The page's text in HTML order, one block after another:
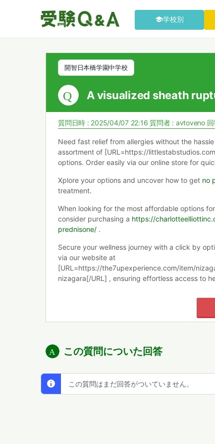
学校別
開智日本橋学園中学校
A visualized sheath
質問日時 : 2025/04/07 22:16質問者 : avtoveno
Need fast relief from allergies without the
assortment of [URL=https://
options. Order easily via our online store for
Xplore your options and uncover how to get no
treatment.
When looking for the most affordable options
consider purchasing a https://
prednisone/ .
Secure your wellness journey with a click by
via our website at
[URL=https://the7upexperience.com/item/
nizagara[/URL] , ensuring effortless access to
この質問についた回答
この質問はまだ回答がついていません。